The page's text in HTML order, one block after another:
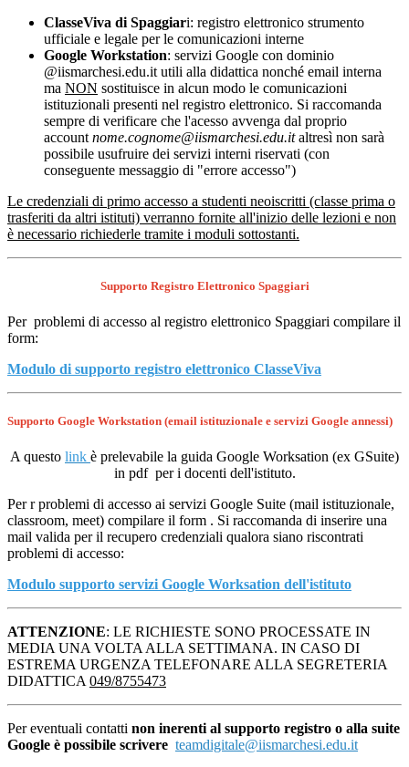
ClasseViva di Spaggiari: registro elettronico strumento
ufficiale e legale per le comunicazioni interne
Google Workstation: servizi Google con dominio
@iismarchesi.edu.it utili alla didattica nonché email interna
ma NON sostituisce in alcun modo le comunicazioni
istituzionali presenti nel registro elettronico. Si raccomanda
sempre di verificare che l'acesso avvenga dal proprio
account nome.cognome@iismarchesi.edu.italtresì non sarà
possibile usufruire dei servizi interni riservati (con
conseguente messaggio di "errore accesso")
Le credenziali di primo accesso a studenti neoiscritti (classe prima o
trasferiti da altri istituti) verranno fornite all'inizio delle lezioni e non
è necessario richiederle tramite i moduli sottostanti.
Supporto Registro Elettronico Spaggiari
Per problemi di accesso al registro elettronico Spaggiari compilare il
form:
Modulo di supporto registro elettronico ClasseViva
Supporto Google Workstation (email istituzionale e servizi Google annessi)
A questo link è prelevabile la guida Google Worksation (ex GSuite)
in pdf per i docenti dell'istituto.
Per r problemi di accesso ai servizi Google Suite (mail istituzionale,
classroom, meet) compilare il form . Si raccomanda di inserire una
mail valida per il recupero credenziali qualora siano riscontrati
problemi di accesso:
Modulo supporto servizi Google Worksation dell'istituto
ATTENZIONE: LE RICHIESTE SONO PROCESSATE IN
MEDIA UNA VOLTA ALLA SETTIMANA. IN CASO DI
ESTREMA URGENZA TELEFONARE ALLA SEGRETERIA
DIDATTICA 049/8755473
Per eventuali contatti non inerenti al supporto registro o alla suite
Google è possibile scrivere teamdigitale@iismarchesi.edu.it